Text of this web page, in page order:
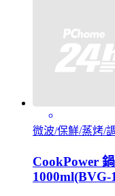
微波/保鮮/蒸烤/
CookPower
1000ml(BVG-